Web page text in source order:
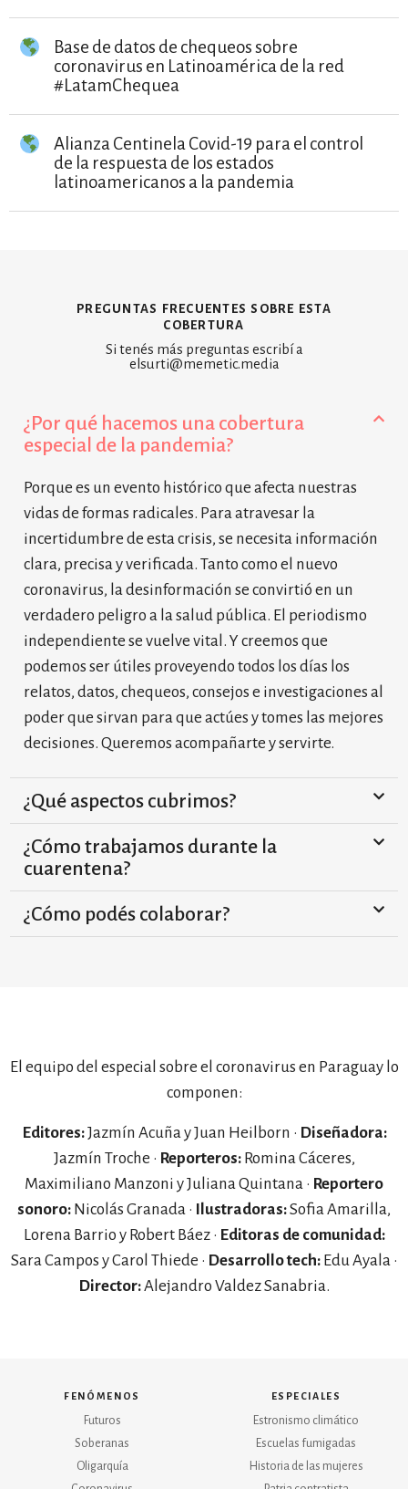
Base de datos de chequeos sobre
coronavirus en Latinoamérica de la red
#LatamChequea
Alianza Centinela Covid-19 para el control
de la respuesta de los estados
latinoamericanos a la pandemia
preguntas frecuentes sobre esta
cobertura
Si tenés más preguntas escribí a
elsurti@memetic.media
¿Por qué hacemos una cobertura
especial de la pandemia?
Porque es un evento histórico que afecta nuestras
vidas de formas radicales. Para atravesar la
incertidumbre de esta crisis, se necesita información
clara, precisa y verificada. Tanto como el nuevo
coronavirus, la desinformación se convirtió en un
verdadero peligro a la salud pública. El periodismo
independiente se vuelve vital. Y creemos que
podemos ser útiles proveyendo todos los días los
relatos, datos, chequeos, consejos e investigaciones al
poder que sirvan para que actúes y tomes las mejores
decisiones. Queremos acompañarte y servirte.
¿Qué aspectos cubrimos?
¿Cómo trabajamos durante la
cuarentena?
¿Cómo podés colaborar?
El equipo del especial sobre el coronavirus en Paraguay lo
componen:
Editores:Jazmín Acuña y Juan Heilborn · Diseñadora:
Jazmín Troche · Reporteros:Romina Cáceres,
Maximiliano Manzoni y Juliana Quintana · Reportero
sonoro: Nicolás Granada · Ilustradoras:Sofia Amarilla,
Lorena Barrio y Robert Báez · Editoras de comunidad:
Sara Campos y Carol Thiede · Desarrollo tech: Edu Ayala ·
Director:Alejandro Valdez Sanabria.
fenómenos
Futuros
Soberanas
Oligarquía
especiales
Estronismo climático
Escuelas fumigadas
Historia de las mujeres